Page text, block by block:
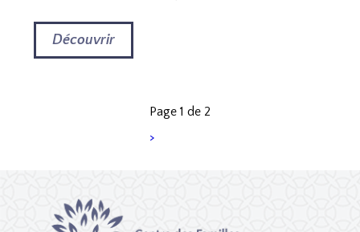
Découvrir
Page 1 de 2
>